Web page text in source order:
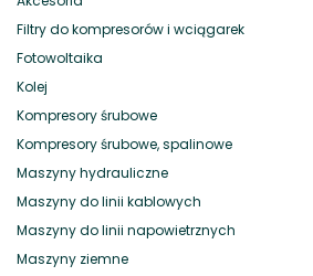
Filtry do kompresorów i wciągarek
Fotowoltaika
Kolej
Kompresory śrubowe
Kompresory śrubowe, spalinowe
Maszyny hydrauliczne
Maszyny do linii kablowych
Maszyny do linii napowietrznych
Maszyny ziemne